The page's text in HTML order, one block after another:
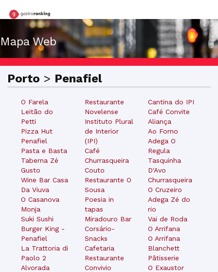
Mapa Web
Porto > Penafiel
O Farela
Leitão do
Petti
Pizza Hut
Penafiel
Pasta e Basta
Taberna Zé
Gusto
Wine Bar Casa
Da Viuva
O Casanova
Monja
Suki Sushi
Burger King -
Penafiel
La Trattoria di
Paolo 2
Alvorada
Restaurante
Novelense
Instituto Plural
de Interior
(IPI)
Café
Churrasqueira
Couto
Restaurante O
Sousa
Poesia in
tapas
Miradouro Bar
Corsário-
Snacks
Cafetaria
Restaurante
Convivio
Cantina do IPI
Café Convite
Aliança
Ao Forno
Adega O
Regula
Tasquinha
D'Avo
Churrasqueira
O Cruzeiro
Adega Zé do
rio
Vai de Roda
O Arrifana
O Arrifana
Blanchett
Pâtisserie
O Exaustor